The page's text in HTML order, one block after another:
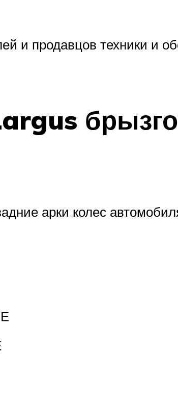
и продавцов техники и
арки колес